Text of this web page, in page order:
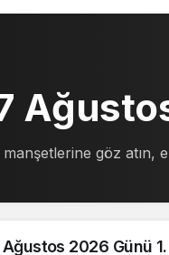
göz
2026 Günü 1.